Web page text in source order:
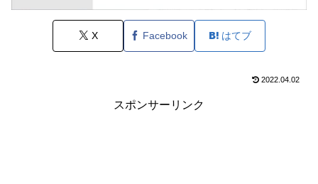
X Facebook はてブ
2022.04.02
スポンサーリンク